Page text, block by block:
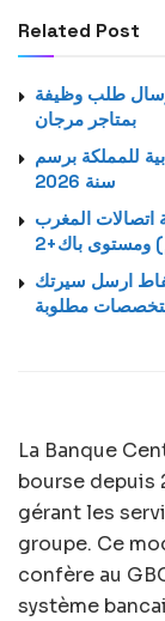
Related Post
لإرسال طلب وظيفة
بمتاجر مرجان
للمملكة برسم
سنة 2026
اتصالات المغرب
ارسل سيرتك
مطلوبة
La Banque
bourse depuis
gérant les
groupe. Ce
confère au
système